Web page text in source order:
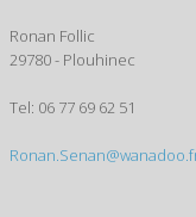
Ronan Follic
29780 - Plouhinec
Tel: 06 77 69 62 51